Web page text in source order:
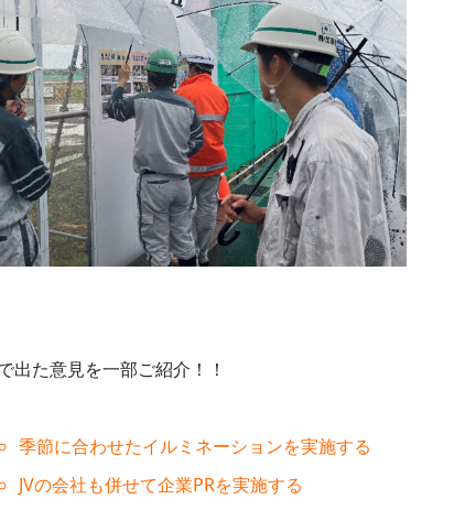
出た意見を一部ご紹介！！
季節に合わせたイルミネーションを実施する
JVの会社も併せて企業PRを実施する